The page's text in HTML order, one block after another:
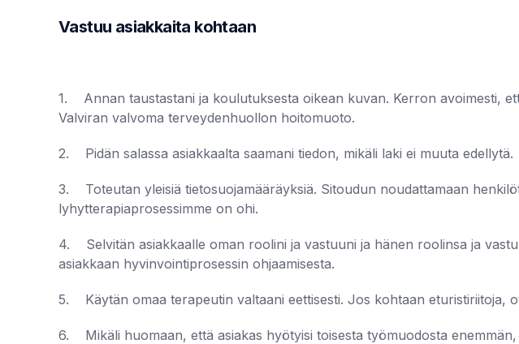
Vastuu asiakkaita kohtaan
1. Annan taustastani ja koulutuksesta oikean kuvan. Kerron avoimesti,
Valviran valvoma terveydenhuollon hoitomuoto.
2. Pidän salassa asiakkaalta saamani tiedon, mikäli laki ei muuta edellytä.
3. Toteutan yleisiä tietosuojamääräyksiä. Sitoudun noudattamaan
lyhytterapiaprosessimme on ohi.
4. Selvitän asiakkaalle oman roolini ja vastuuni ja hänen roolinsa ja
asiakkaan hyvinvointiprosessin ohjaamisesta.
5. Käytän omaa terapeutin valtaani eettisesti. Jos kohtaan eturistiriitoja,
6. Mikäli huomaan, että asiakas hyötyisi toisesta työmuodosta